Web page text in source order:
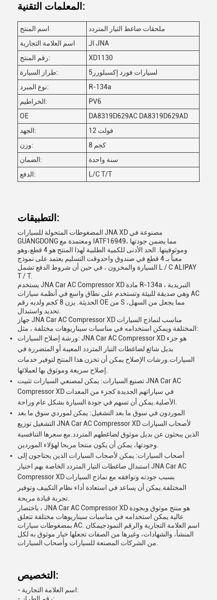
المعلمات التقنية:
اسم المنتج
ملحقات ضاغط التيار المتردد
اسم العلامة التجارية
الـ JNA
رقم المنتج:
XD1130
طراز السيارة:
لسيارات فورد إكسبلورر5
نوع المبرد:
R-134a
الخراطيم:
PV6
OE
DA8319D629AC DA8319D629AD
الجهد:
12 فولت
وزن:
8 كجم
الضمان:
سنة واحدة
الدفع:
L/C T/T
التطبيقات:
المضغوطات المتحولة للسيارات JNA XD مصنوعة في
GUANGDONG ومعتمدة مع IATF16949، مما يضمن جودتها
وموثوقيتها. الحد الأدنى للكمية الطلبية لهذا المنتج هو 4 قطع،وهو
معبأ بـ 4 قطع في صندوق واحدوقت التسليم يعتمد على نموذج
السيارة والمخزون ، في حين أن شروط الدفع تشمل L / C ALIPAY
T / T.
يستخدم JNA Car AC Compressor XD مادة R-134a التبريدية ،
وهي صديقة للبيئة وتستخدم على نطاق واسع في أنظمة سيارات AC
الحديثة. يزن 8 كجم ولديه رقم OE من S ،مما يجعل من السهل
جهاز JNA Car AC Compressor XD مناسب لنماذج السيارات
المختلفة ويمكن استخدامه في مناسبات سيناريوهات مختلفة ، مثل:
ورشة إصلاح السيارات: JNA Car AC Compressor XD هو جزء
بديل شائع لضاغطات التيار المتردد المعيبة أو المتضررة في
السيارات.ورشات الإصلاح يمكن أن تخزن هذا المنتج لتوفير خدمات
تصنيع السيارات: يمكن لمصنعي السيارات تثبيت JNA Car AC
Compressor XD في سياراتهم الجديدة كجزء من المعدات
الموردون في سوق ما بعد التشغيل: يمكن لموردي سوق ما بعد
التشغيل توزيع JNA Car AC Compressor XD لأصحاب السيارات
الذين يبحثون عن بديل موثوق لضاغطهم المتردد.مع سعرها التنافسية
أصحاب السيارات: يمكن لأصحاب السيارات الذين يحتاجون إلى
استبدال ضاغطات التيار المتردد الخاصة بهم اختيار JNA Car AC
Compressor XD بسبب جودته وتوافقه مع نماذج السيارات
المختلفة.يمكن أن يساعد في استعادة أداء نظام التكييف وتوفير
باختصار ، JNA Car AC Compressor XD هو منتج موثوق وبجودة
عالية يمكن استخدامه في مناسبات سيناريوهات مختلفة تتعلق
بمضغوطات سيارات AC. اسم العلامة التجارية والرقم النموذجيمكان
المنشأ، والشهادات، وغيرها من الصفات تجعلها خيار موثوق به لكل
التخصيص:
- اسم العلامة التجارية: